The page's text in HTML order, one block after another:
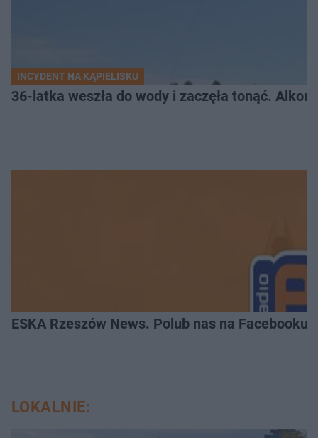
INCYDENT NA KĄPIELISKU
36-latka weszła do wody i zaczęła tonąć.
ESKA Rzeszów News. Polub nas na Facebooku!
LOKALNIE: